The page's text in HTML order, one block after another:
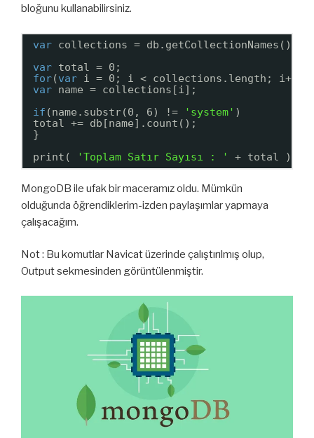
bloğunu kullanabilirsiniz.
var collections = db.getCollectionNames();
var total = 0;
for(var i = 0; i < collections.length; i++){
var name = collections[i];
if (name.substr(0, 6) != 'system' )
total += db[name].count();
}
print(
'Toplam Satır Sayısı : ' + total )
MongoDB ile ufak bir maceramız oldu. Mümkün
olduğunda öğrendiklerim-izden paylaşımlar yapmaya
çalışacağım.
Not : Bu komutlar Navicat üzerinde çalıştırılmış olup,
Output sekmesinden görüntülenmiştir.